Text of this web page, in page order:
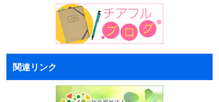
関連リンク